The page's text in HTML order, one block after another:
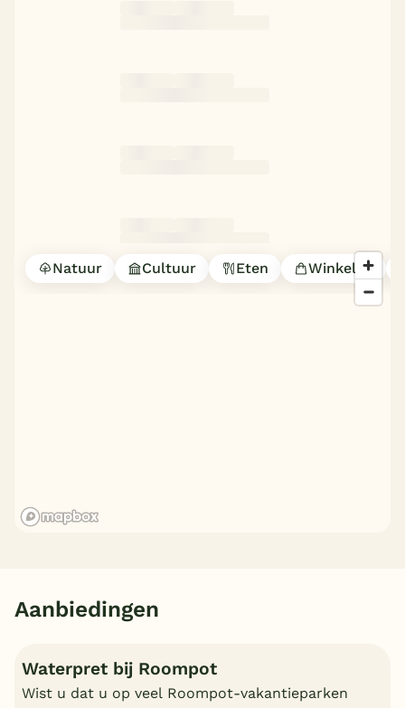
Natuur Cultuur Eten Winkelen
Aanbiedingen
Waterpret bij Roompot
Wist u dat u op veel Roompot-vakantieparken